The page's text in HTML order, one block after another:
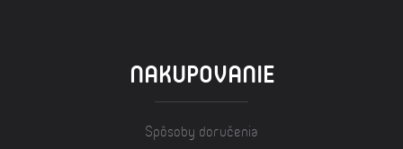
NAKUPOVANIE
Spôsoby doručenia